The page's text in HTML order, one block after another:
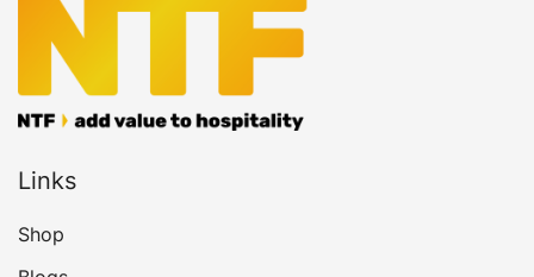
Links
Shop